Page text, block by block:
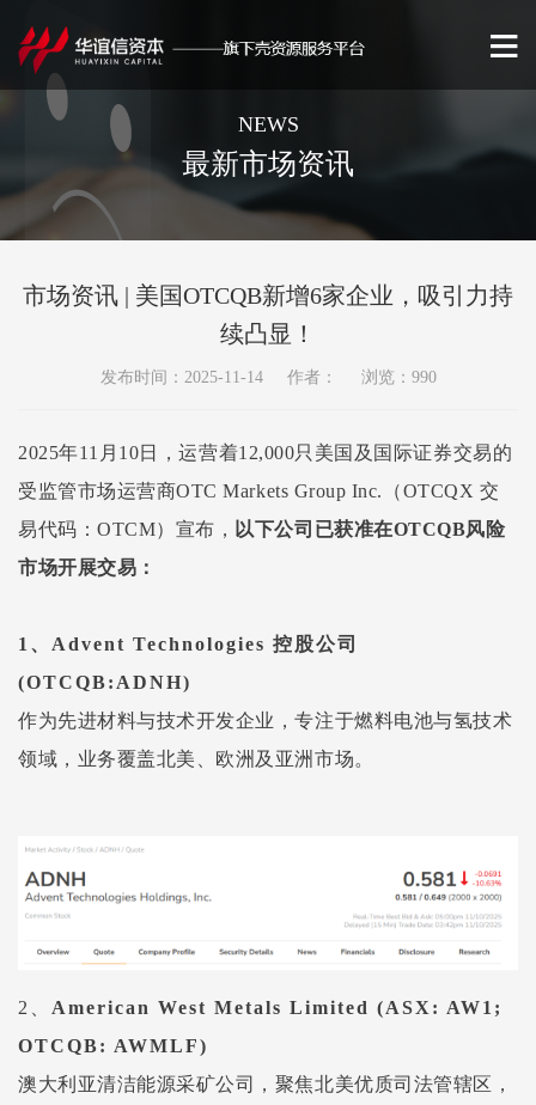
NEWS
最新市场资讯
市场资讯 | 美国OTCQB新增6家企业，吸引力持
续凸显！
发布时间：2025-11-14 作者： 浏览：990
2025年11 月 10日，运营着12,000只美国及国际证券交易的
受监管市场运营商OTC Markets Group Inc.（OTCQX 交
易代码：OTCM）宣布， 以下公司已获准在OTCQB风险
市场开展交易：
1、 Advent Technologies 控股公司
(OTCQB:ADNH)
作为先进材料与技术开发企业，专注于燃料电池与氢技术
领域，业务覆盖北美、欧洲及亚洲市场。
2、 American West Metals Limited (ASX: AW1;
OTCQB: AWMLF)
澳大利亚清洁能源采矿公司，聚焦北美优质司法管辖区，